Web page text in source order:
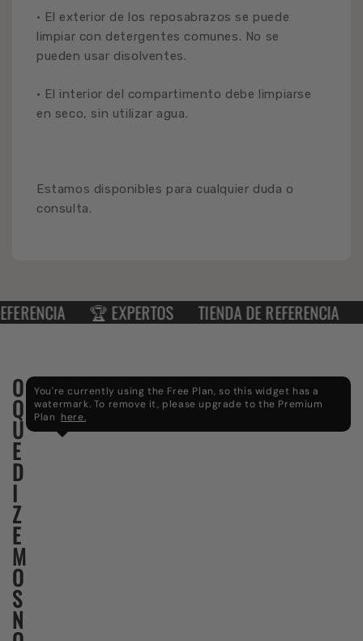
• El exterior de los reposabrazos se puede
limpiar con detergentes comunes. No se
pueden usar disolventes.
• El interior del compartimento debe limpiarse
en seco, sin utilizar agua.
Estamos disponibles para cualquier duda o
consulta.
🏆 EXPERTOS TIENDA DE REFERENCIA
O
Q
U
E
D
I
Z
E
M
O
S
N
You're currently using the Free Plan, so this widget has a
watermark. To remove it, please upgrade to the Premium
Plan here.